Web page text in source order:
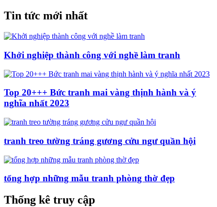
Tin tức mới nhất
Khởi nghiệp thành công với nghề làm tranh
Top 20+++ Bức tranh mai vàng thịnh hành và ý
nghĩa nhất 2023
tranh treo tường tráng gương cửu ngư quần hội
tổng hợp những mẫu tranh phòng thờ đẹp
Thống kê truy cập